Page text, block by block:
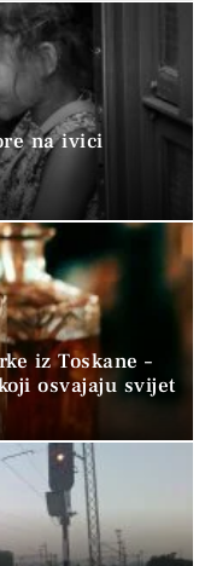
na ivici
iz Toskane –
osvajaju svijet